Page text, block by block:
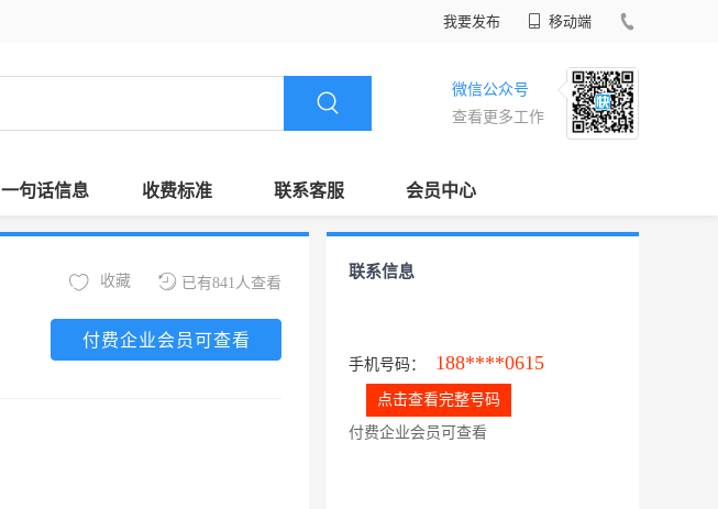
我要发布 移动端
微信公众号
查看更多工作
一句话信息 收费标准 联系客服 会员中心
已有841人查看
收藏
付费企业会员可查看
联系信息
手机号码： 188****0615
点击查看完整号码
付费企业会员可查看